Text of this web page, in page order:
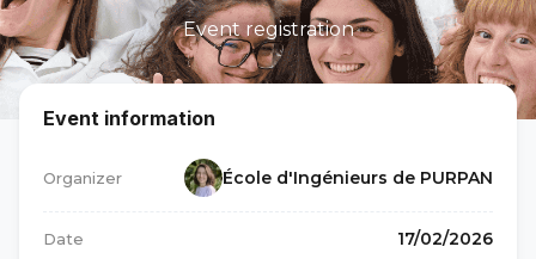
Event registration
Event information
Organizer École d'Ingénieurs de PURPAN
Date 17/02/2026